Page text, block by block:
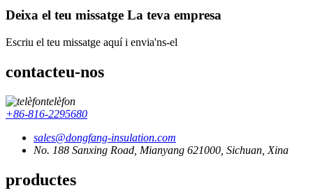
Deixa el teu missatge La teva empresa
Escriu el teu missatge aquí i envia'ns-el
contacteu-nos
telèfon
+86-816-2295680
sales@dongfang-insulation.com
No. 188 Sanxing Road, Mianyang 621000, Sichuan, Xina
productes